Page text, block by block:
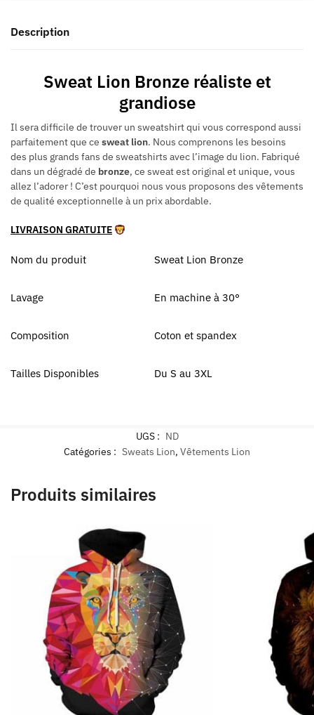
Description
Sweat Lion Bronze réaliste et
grandiose
Il sera difficile de trouver un sweatshirt qui vous correspond aussi
parfaitement que ce sweat lion. Nous comprenons les besoins
des plus grands fans de sweatshirts avec l’image du lion. Fabriqué
dans un dégradé de bronze, ce sweat est original et unique, vous
allez l’adorer ! C’est pourquoi nous vous proposons des vêtements
de qualité exceptionnelle à un prix abordable.
LIVRAISON GRATUITE
Nom du produit Sweat Lion Bronze
Lavage En machine à 30°
Composition Coton et spandex
Tailles Disponibles Du S au 3XL
UGS : ND
Catégories : Sweats Lion, Vêtements Lion
Produits similaires